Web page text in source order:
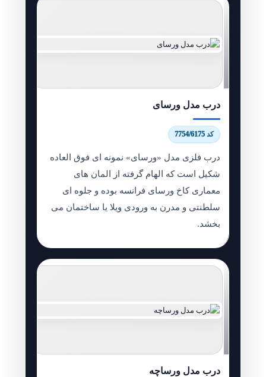
درب مدل ورسای
کد 7754/6175
درب فلزی مدل «ورسای» نمونه ای فوق العاده
شکیل است که الهام گرفته از المان های
معماری کاخ ورسای فرانسه بوده و جلوه ای
سلطنتی و مدرن به ورودی ویلا یا ساختمان می
بخشد.
درب مدل ورساچه